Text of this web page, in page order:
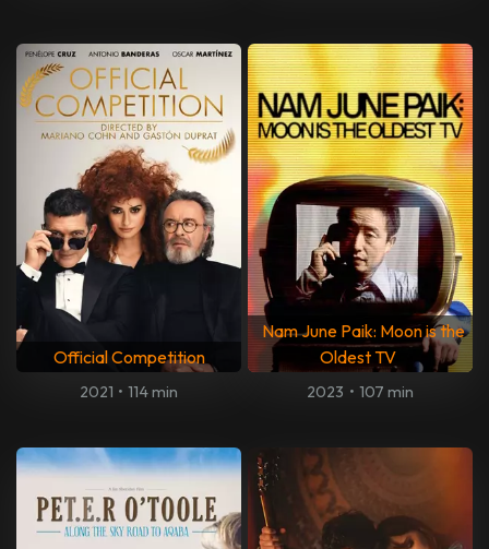
Official Competition
2021 • 114 min
Nam June Paik: Moon is the
Oldest TV
2023 • 107 min